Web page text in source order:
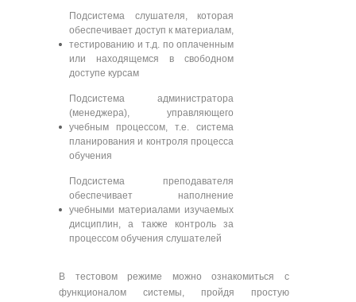
Подсистема слушателя, которая
обеспечивает доступ к материалам,
тестированию и т.д. по оплаченным
или находящемся в свободном
доступе курсам
Подсистема администратора
(менеджера), управляющего
учебным процессом, т.е. система
планирования и контроля процесса
обучения
Подсистема преподавателя
обеспечивает наполнение
учебными материалами изучаемых
дисциплин, а также контроль за
процессом обучения слушателей
В тестовом режиме можно ознакомиться с
функционалом системы, пройдя простую